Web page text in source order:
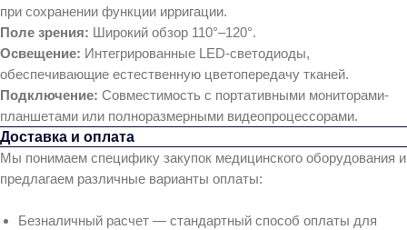
при сохранении функции ирригации.
Поле зрения: Широкий обзор 110°–120°.
Освещение: Интегрированные LED-светодиоды,
обеспечивающие естественную цветопередачу тканей.
Подключение: Совместимость с портативными мониторами-
планшетами или полноразмерными видеопроцессорами.
Доставка и оплата
Мы понимаем специфику закупок медицинского оборудования и
предлагаем различные варианты оплаты:
Безналичный расчет — стандартный способ оплаты для